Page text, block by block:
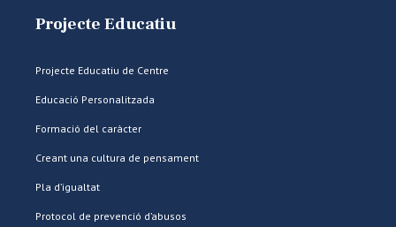
Projecte Educatiu
Projecte Educatiu de Centre
Educació Personalitzada
Formació del caràcter
Creant una cultura de pensament
Pla d’igualtat
Protocol de prevenció d’abusos